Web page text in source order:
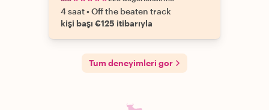
4 saat•Off the beaten track
kişi başı €125 itibarıyla
Tum deneyimleri gor